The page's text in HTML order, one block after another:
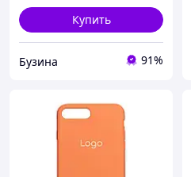
Купить
Бузина 91%